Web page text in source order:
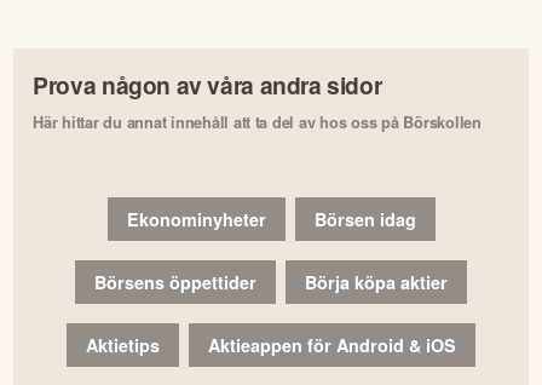
Prova någon av våra andra sidor
Här hittar du annat innehåll att ta del av hos oss på Börskollen
Ekonominyheter Börsen idag
Börsens öppettider Börja köpa aktier
Aktietips Aktieappen för Android & iOS